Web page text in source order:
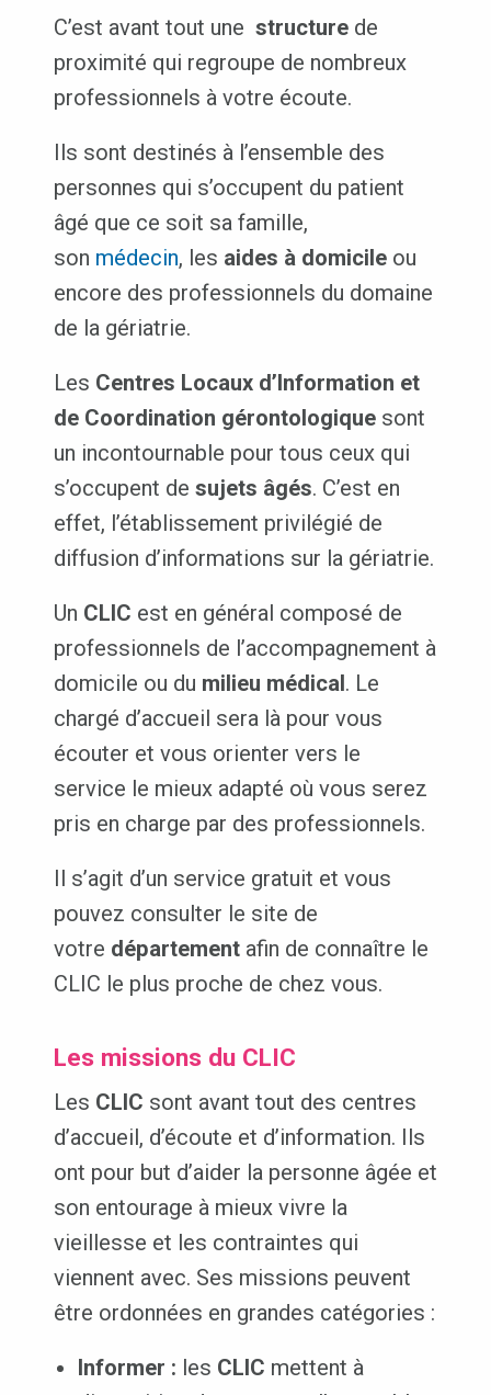
C’est avant tout une structurede
proximité qui regroupe de nombreux
professionnels à votre écoute.
Ils sont destinés à l’ensemble des
personnes qui s’occupent du patient
âgé que ce soit sa famille,
son médecin, les aides à domicile ou
encore des professionnels du domaine
de la gériatrie.
Les Centres Locaux d’Information et
de Coordination gérontologiquesont
un incontournable pour tous ceux qui
s’occupent de sujets âgés. C’est en
effet, l’établissement privilégié de
diffusion d’informations sur la gériatrie.
Un CLIC est en général composé de
professionnels de l’accompagnement à
domicile ou du milieu médical. Le
chargé d’accueil sera là pour vous
écouter et vous orienter vers le
service le mieux adapté où vous serez
pris en charge par des professionnels.
Il s’agit d’un service gratuit et vous
pouvez consulter le site de
votre départementafin de connaître le
CLIC le plus proche de chez vous.
Les missions du CLIC
Les CLIC sont avant tout des centres
d’accueil, d’écoute et d’information. Ils
ont pour but d’aider la personne âgée et
son entourage à mieux vivre la
vieillesse et les contraintes qui
viennent avec. Ses missions peuvent
être ordonnées en grandes catégories :
Informer : les CLIC mettent à